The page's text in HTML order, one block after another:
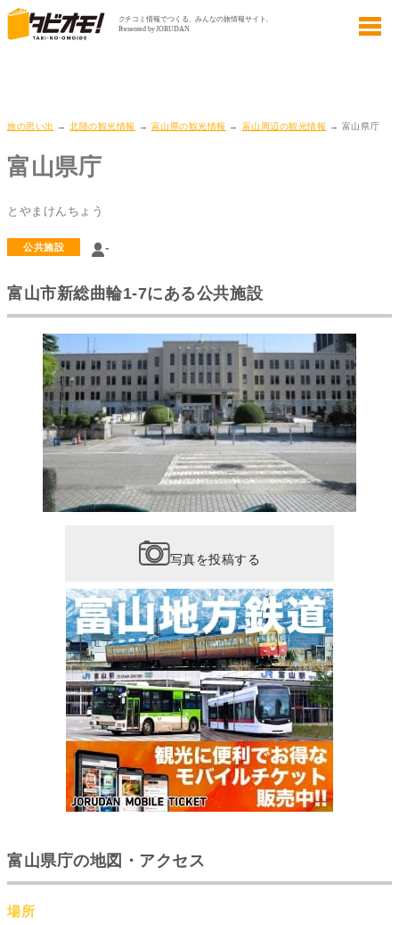
旅の思い出 →北陸の観光情報 → 富山県の観光情報 → 富山周辺の観光情報 → 富山県庁
富山県庁
とやまけんちょう
公共施設 -
富山市新総曲輪1-7にある公共施設
写真を投稿する
富山県庁の地図・アクセス
場所